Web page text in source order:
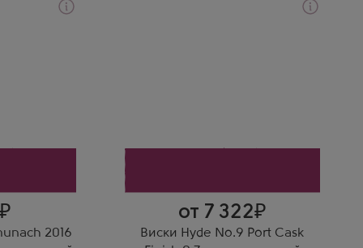
2016
от 7 322
Виски Hyde No.9 Port Cask